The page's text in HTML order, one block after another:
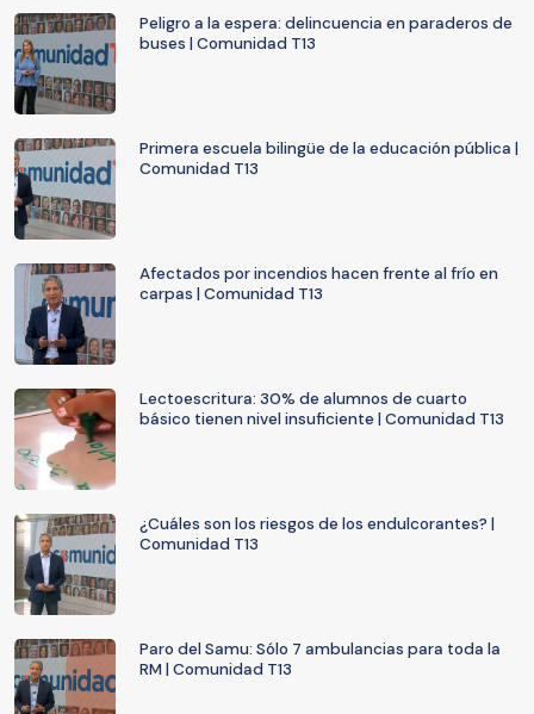
Peligro a la espera: delincuencia en paraderos de
buses | Comunidad T13
Primera escuela bilingüe de la educación pública |
Comunidad T13
Afectados por incendios hacen frente al frío en
carpas | Comunidad T13
Lectoescritura: 30% de alumnos de cuarto
básico tienen nivel insuficiente | Comunidad T13
¿Cuáles son los riesgos de los endulcorantes? |
Comunidad T13
Paro del Samu: Sólo 7 ambulancias para toda la
RM | Comunidad T13